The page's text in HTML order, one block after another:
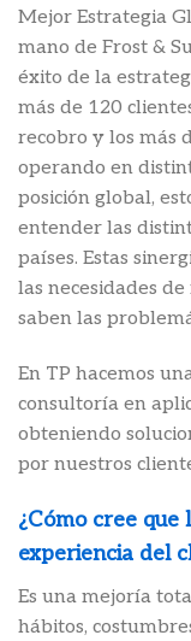
Mejor Estrategia
mano de Frost &
éxito de la
más de 120
recobro y los más
operando en
posición global,
entender las
países. Estas
las necesidades
saben las
En TP hacemos
consultoría en
obteniendo
por nuestros
¿Cómo cree
experiencia del
Es una mejoría
hábitos,